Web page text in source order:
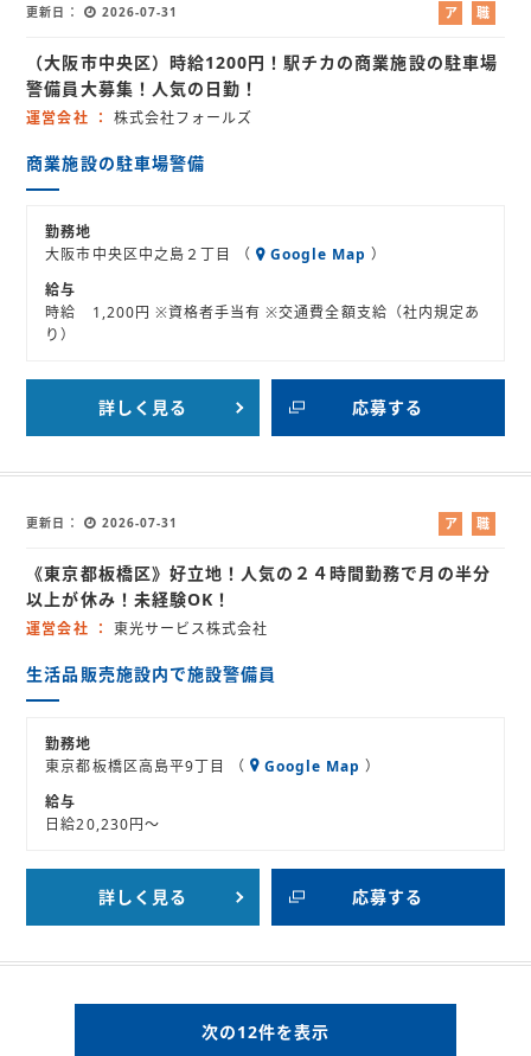
更新日 2026-07-31
ア
バ
職
紹
（大阪市中央区）時給1200円！駅チカの商業施設の駐車場
警備員大募集！人気の日勤！
運営会社 株式会社フォールズ
商業施設の駐車場警備
勤務地
大阪市中央区中之島２丁目 （
Google Map ）
給与
時給 1,200円 ※資格者手当有 ※交通費全額支給（社内規定あ
り）
詳しく見る 応募する
更新日 2026-07-31
ア
バ
職
紹
《東京都板橋区》好立地！人気の２４時間勤務で月の半分
以上が休み！未経験OK！
運営会社 東光サービス株式会社
生活品販売施設内で施設警備員
勤務地
東京都板橋区高島平9丁目 （
Google Map ）
給与
日給20,230円～
詳しく見る 応募する
次の12件を表示